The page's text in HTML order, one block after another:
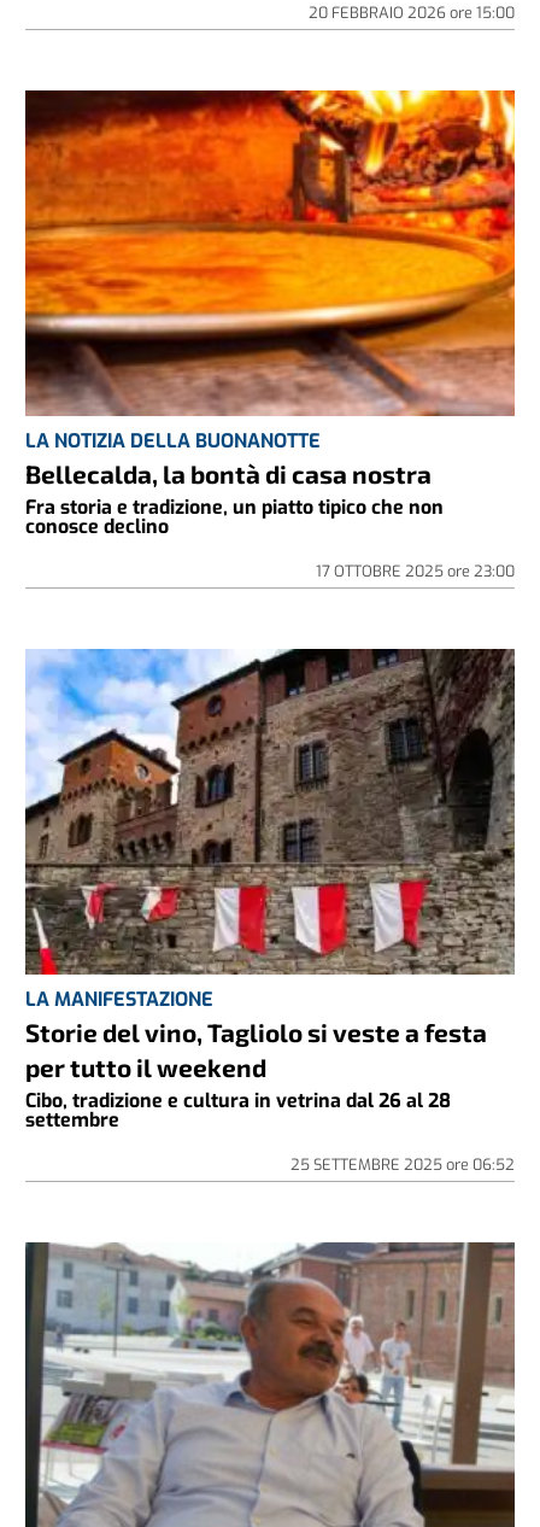
20 FEBBRAIO 2026ore 15:00
LA NOTIZIA DELLA BUONANOTTE
Bellecalda, la bontà di casa nostra
Fra storia e tradizione, un piatto tipico che non
conosce declino
17 OTTOBRE 2025ore 23:00
LA MANIFESTAZIONE
Storie del vino, Tagliolo si veste a festa
per tutto il weekend
Cibo, tradizione e cultura in vetrina dal 26 al 28
settembre
25 SETTEMBRE 2025ore 06:52